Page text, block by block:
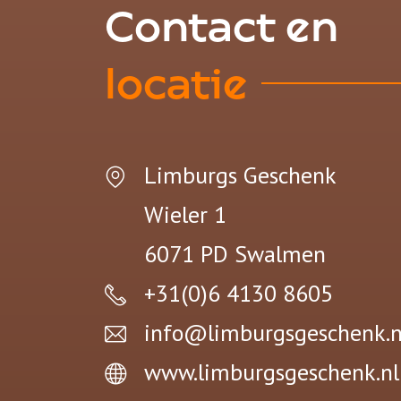
Contact en
locatie
Limburgs Geschenk
Wieler 1
6071 PD Swalmen
+31(0)6 4130 8605
www.limburgsgeschenk.nl